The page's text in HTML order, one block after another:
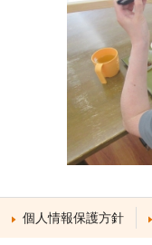
個人情報保護方針